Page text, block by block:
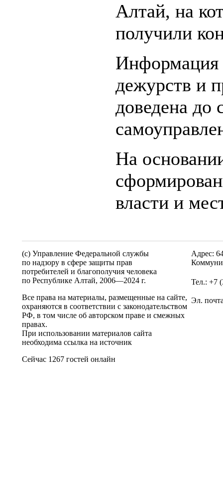
Алтай, на
получили
Информация
дежурств и
доведена до
На
власти и
(c) Управление Федеральной службы
по надзору в сфере защиты прав
потребителей и благополучия человека
по Республике Алтай, 2006—2024 г.
Все права на материалы, размещенные на сайте,
охраняются в соответствии с законодательством
РФ, в том числе об авторском праве и смежных
правах.
При использовании материалов сайта
необходима ссылка на источник
Сейчас 1267 гостей онлайн
Адрес:
Тел.: +7
Эл.